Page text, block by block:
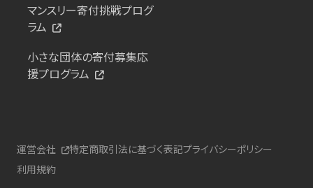
マンスリー寄付挑戦プログ
ラム
小さな団体の寄付募集応
援プログラム
運営会社 特定商取引法に基づく表記プライバシーポリシー
利用規約